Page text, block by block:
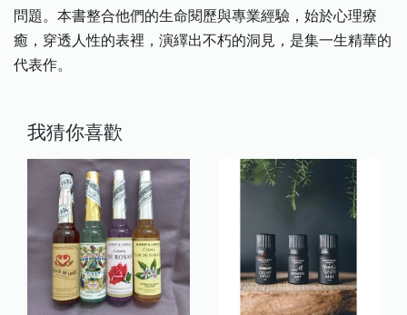
問題。本書整合他們的生命閱歷與專業經驗，始於心理療
癒，穿透人性的表裡，演繹出不朽的洞見，是集一生精華的
代表作。
我猜你喜歡